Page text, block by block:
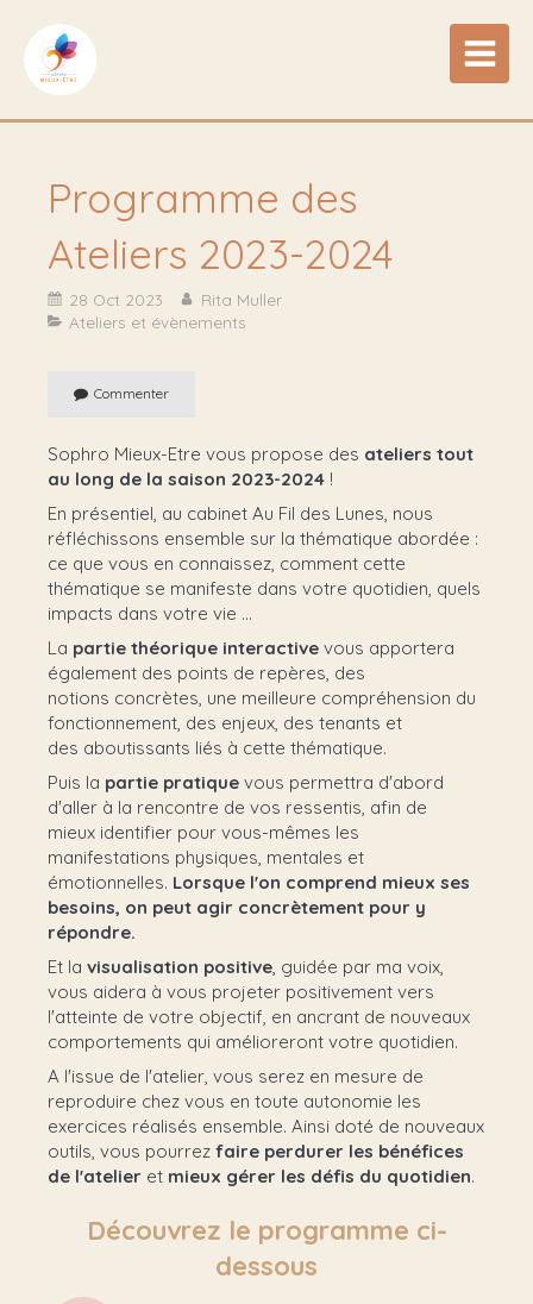
Programme des
Ateliers 2023-2024
28 Oct 2023
Rita Muller
Ateliers et évènements
Commenter
Sophro Mieux-Etre vous propose des ateliers tout
au long de la saison 2023-2024 !
En présentiel, au cabinet Au Fil des Lunes, nous
réfléchissons ensemble sur la thématique abordée :
ce que vous en connaissez, comment cette
thématique se manifeste dans votre quotidien, quels
impacts dans votre vie ...
La partie théorique interactive vous apportera
également des points de repères, des
notions concrètes, une meilleure compréhension du
fonctionnement, des enjeux, des tenants et
des aboutissants liés à cette thématique.
Puis la partie pratique vous permettra d'abord
d'aller à la rencontre de vos ressentis, afin de
mieux identifier pour vous-mêmes les
manifestations physiques, mentales et
émotionnelles. Lorsque l'on comprend mieux ses
besoins, on peut agir concrètement pour y
répondre.
Et la visualisation positive , guidée par ma voix,
vous aidera à vous projeter positivement vers
l'atteinte de votre objectif, en ancrant de nouveaux
comportements qui amélioreront votre quotidien.
A l'issue de l'atelier, vous serez en mesure de
reproduire chez vous en toute autonomie les
exercices réalisés ensemble. Ainsi doté de nouveaux
outils, vous pourrez faire perdurer les bénéfices
de l'atelier et mieux gérer les défis du quotidien.
Découvrez le programme ci-
dessous